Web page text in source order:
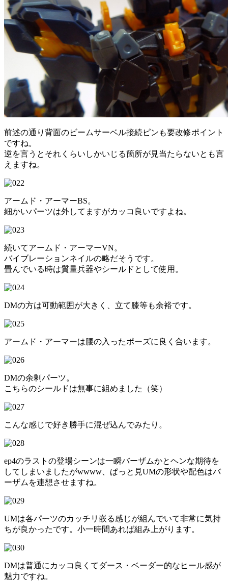
前述の通り背面のビームサーベル接続ピンも要改修ポイント
ですね。
逆を言うとそれくらいしかいじる箇所が見当たらないとも言
えますね。
アームド・アーマーBS。
細かいパーツは外してますがカッコ良いですよね。
続いてアームド・アーマーVN。
バイブレーションネイルの略だそうです。
畳んでいる時は質量兵器やシールドとして使用。
DMの方は可動範囲が大きく、立て膝等も余裕です。
アームド・アーマーは腰の入ったポーズに良く合います。
DMの余剰パーツ。
こちらのシールドは無事に組めました（笑）
こんな感じで好き勝手に混ぜ込んでみたり。
ep4のラストの登場シーンは一瞬バーザムかとヘンな期待を
してしまいましたがwwww、ぱっと見UMの形状や配色はバ
ーザムを連想させますね。
UMは各パーツのカッチリ嵌る感じが組んでいて非常に気持
ちが良かったです。小一時間あれば組み上がります。
DMは普通にカッコ良くてダース・ベーダー的なヒール感が
魅力ですね。